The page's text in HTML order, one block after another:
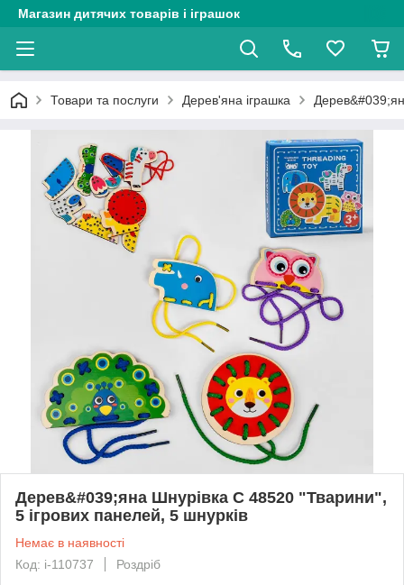
Магазин дитячих товарів і іграшок
Товари та послуги Дерев'яна іграшка
Дерев&#039;яна Шнурівка C 48520 "Тварини",
5 ігрових панелей, 5 шнурків
Немає в наявності
Код: i-110737
Роздріб